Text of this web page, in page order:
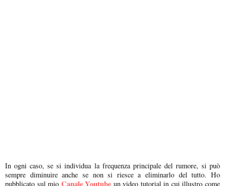
In ogni caso, se si individua la frequenza principale del rumore, si può
sempre diminuire anche se non si riesce a eliminarlo del tutto. Ho
pubblicato sul mio Canale Youtube un video tutorial in cui illustro come